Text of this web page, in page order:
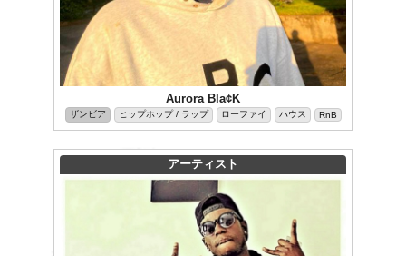
Aurora Bla¢K
ザンビア ヒップホップ / ラップ ローファイ ハウス RnB
アーティスト